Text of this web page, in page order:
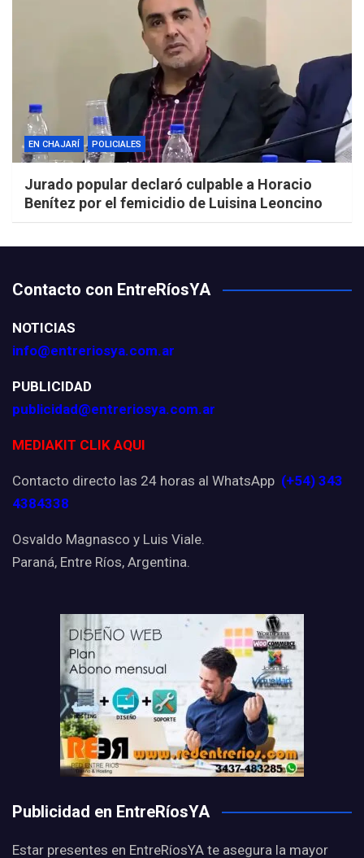
EN CHAJARÍ POLICIALES
Jurado popular declaró culpable a Horacio
Benítez por el femicidio de Luisina Leoncino
Contacto con EntreRíosYA
NOTICIAS
info@entreriosya.com.ar
PUBLICIDAD
publicidad@entreriosya.com.ar
MEDIAKIT CLIK AQUI
Contacto directo las 24 horas al WhatsApp (+54) 343
4384338
Osvaldo Magnasco y Luis Viale.
Paraná, Entre Ríos, Argentina.
Publicidad en EntreRíosYA
Estar presentes en EntreRíosYA te asegura la mayor